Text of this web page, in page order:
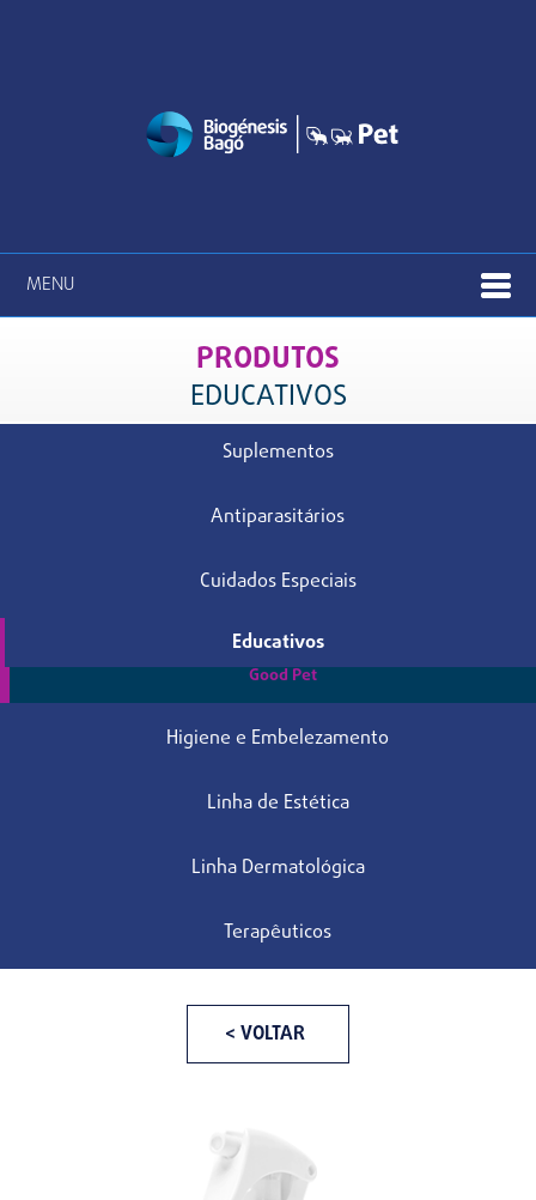
MENU
PRODUTOS
EDUCATIVOS
Suplementos
Antiparasitários
Cuidados Especiais
Educativos
Good Pet
Higiene e Embelezamento
Linha de Estética
Linha Dermatológica
Terapêuticos
< VOLTAR